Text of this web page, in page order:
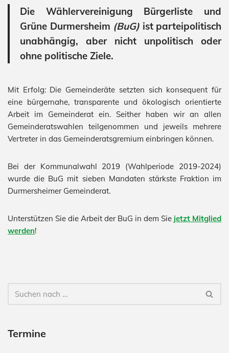
Die Wählervereinigung Bürgerliste und
Grüne Durmersheim (BuG) ist parteipolitisch
unabhängig, aber nicht unpolitisch oder
ohne politische Ziele.
Mit Erfolg: Die Gemeinderäte setzten sich konsequent für
eine bürgernahe, transparente und ökologisch orientierte
Arbeit im Gemeinderat ein. Seither haben wir an allen
Gemein­deratswahlen teilgenommen und jeweils mehrere
Vertreter in das Gemeinderatsgremi­um einbringen können.
Bei der Kommunalwahl 2019 (Wahlperiode 2019-2024)
wurde die BuG mit sieben Mandaten stärkste Fraktion im
Durmersheimer Gemeinderat.
Unterstützen Sie die Arbeit der BuG in dem Sie jetzt Mitglied
werden!
Termine